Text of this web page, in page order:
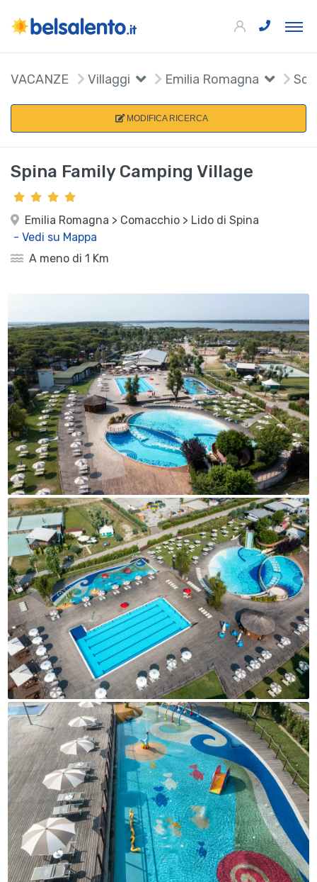
VACANZE Villaggi Emilia Romagna
MODIFICA RICERCA
Spina Family Camping Village
Emilia Romagna > Comacchio > Lido di Spina
- Vedi su Mappa
A meno di 1 Km